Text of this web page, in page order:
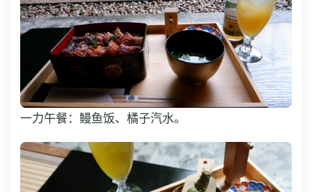
一力午餐：鳗鱼饭、橘子汽水。